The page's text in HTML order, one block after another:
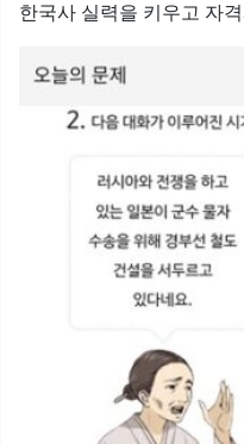
한국사 실력을 키우고 자